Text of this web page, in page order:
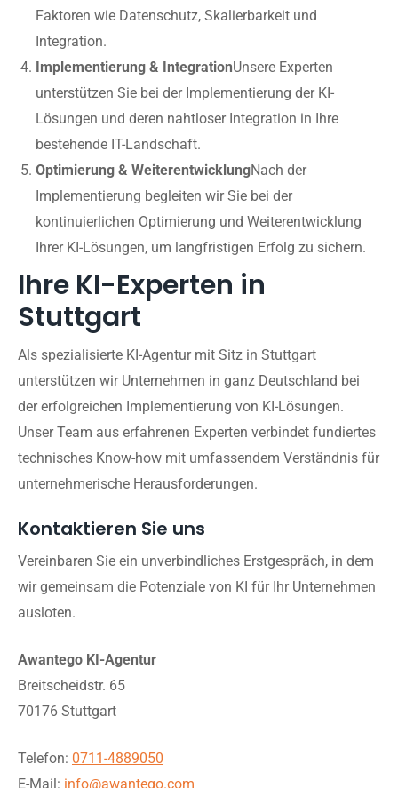
Faktoren wie Datenschutz, Skalierbarkeit und
Integration.
Implementierung & IntegrationUnsere Experten
unterstützen Sie bei der Implementierung der KI-
Lösungen und deren nahtloser Integration in Ihre
bestehende IT-Landschaft.
Optimierung & WeiterentwicklungNach der
Implementierung begleiten wir Sie bei der
kontinuierlichen Optimierung und Weiterentwicklung
Ihrer KI-Lösungen, um langfristigen Erfolg zu sichern.
Ihre KI-Experten in
Stuttgart
Als spezialisierte KI-Agentur mit Sitz in Stuttgart
unterstützen wir Unternehmen in ganz Deutschland bei
der erfolgreichen Implementierung von KI-Lösungen.
Unser Team aus erfahrenen Experten verbindet fundiertes
technisches Know-how mit umfassendem Verständnis für
unternehmerische Herausforderungen.
Kontaktieren Sie uns
Vereinbaren Sie ein unverbindliches Erstgespräch, in dem
wir gemeinsam die Potenziale von KI für Ihr Unternehmen
ausloten.
Awantego KI-Agentur
Breitscheidstr. 65
70176 Stuttgart
Telefon: 0711-4889050
E-Mail: info@awantego.com